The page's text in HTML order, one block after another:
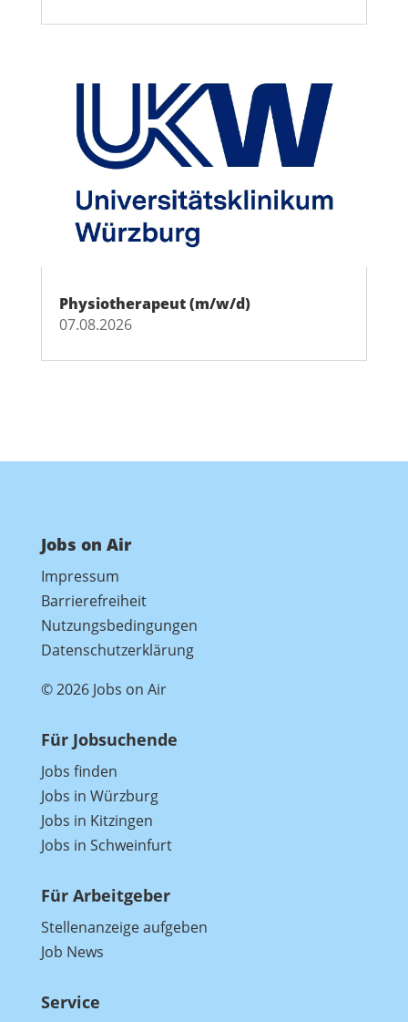
Physiotherapeut (m/w/d)
07.08.2026
Jobs on Air
Impressum
Barrierefreiheit
Nutzungsbedingungen
Datenschutzerklärung
© 2026 Jobs on Air
Für Jobsuchende
Jobs finden
Jobs in Würzburg
Jobs in Kitzingen
Jobs in Schweinfurt
Für Arbeitgeber
Stellenanzeige aufgeben
Job News
Service